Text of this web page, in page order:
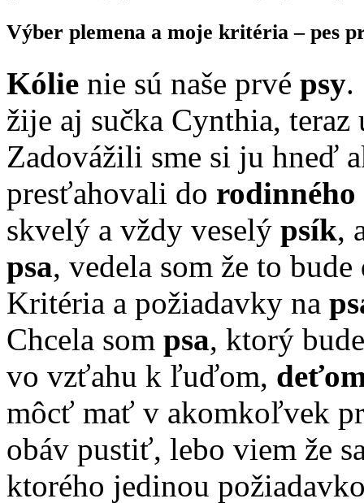
Výber plemena a moje kritéria – pes
Kólie nie sú naše prvé psy.
žije aj sučka Cynthia,
Zadovážili sme si ju hneď
presťahovali do rodinného
skvelý a vždy veselý psík,
psa, vedela som že to
Kritéria a požiadavky na
Chcela som psa, ktorý
vo vzťahu k ľuďom,
môcť mať v akomkoľvek
obáv pustiť, lebo viem že
ktorého jedinou